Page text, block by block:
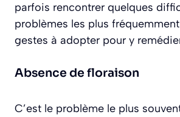
parfois rencontrer quelques
problèmes les plus
gestes à adopter pour y
Absence de floraison
C’est le problème le plus